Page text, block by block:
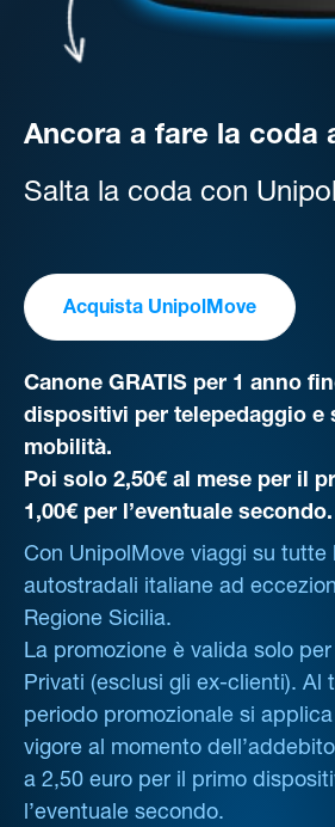
Ancora a fare la coda
Salta la coda con
Acquista UnipolMove
Canone GRATIS per 1 anno
dispositivi per telepedaggio e
mobilità.
Poi solo 2,50€ al mese per il
1,00€ per l’eventuale secondo.
Con UnipolMove viaggi su tutte
autostradali italiane ad
Regione Sicilia.
La promozione è valida solo
Privati (esclusi gli ex-clienti). Al
periodo promozionale si
vigore al momento
a 2,50 euro per il primo
l’eventuale secondo.